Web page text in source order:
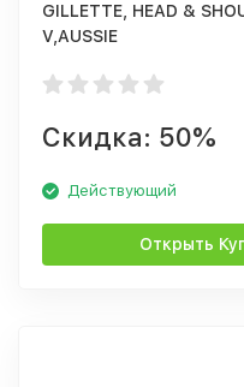
GILLETTE, HEAD &
V,AUSSIE
Скидка: 50%
Действующий
Открыть